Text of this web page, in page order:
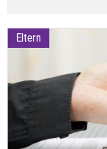
Eltern